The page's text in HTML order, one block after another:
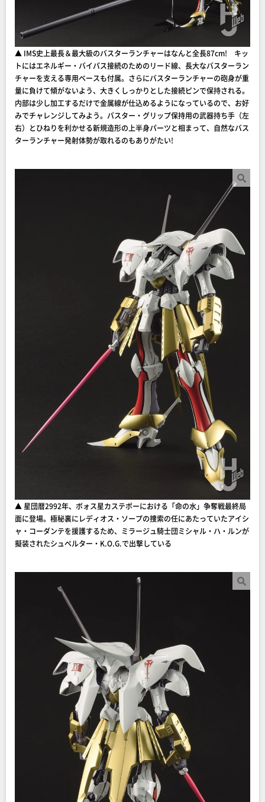
▲ IMS史上最長＆最大級のバスターランチャーはなんと全長87cm! キッ
トにはエネルギー・バイパス接続のためのリード線、長大なバスターラン
チャーを支える専用ベースも付属。さらにバスターランチャーの砲身が重
量に負けて傾がないよう、大きくしっかりとした接続ピンで保持される。
内部は少し加工するだけで金属線が仕込めるようになっているので、お好
みでチャレンジしてみよう。バスター・グリップ保持用の武器持ち手（左
右）とひねりを利かせる新規造形の上半身パーツと相まって、自然なバス
ターランチャー発射体勢が取れるのもありがたい!
▲ 星団暦2992年、ボォス星カステポーにおける「命の水」争奪戦最終局
面に登場。極秘裏にレディオス・ソープの捜索の任にあたっていたアイシ
ャ・コーダンテを援護するため、ミラージュ騎士団ミシャル・ハ・ルンが
擬装されたシュペルター・K.O.G.で出撃している